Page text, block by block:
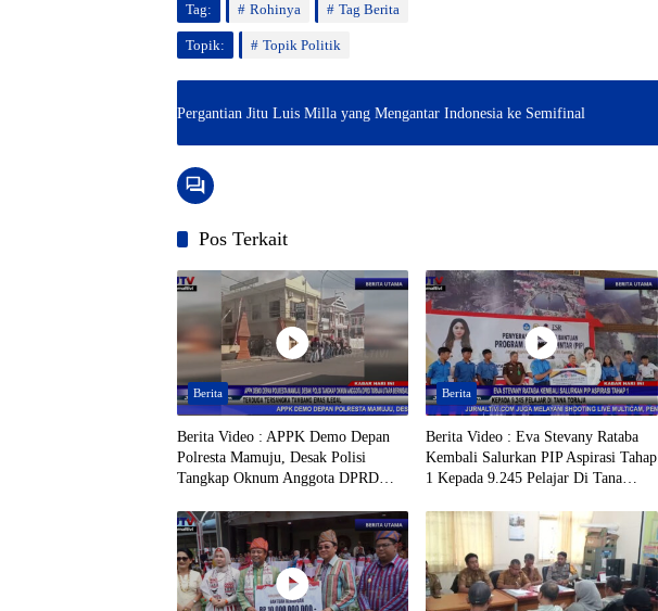
Tag: Rohinya Tag Berita
Topik: Topik Politik
Pergantian Jitu Luis Milla yang Mengantar Indonesia ke Semifinal
Pos Terkait
Berita
Berita Video : APPK Demo Depan
Polresta Mamuju, Desak Polisi
Tangkap Oknum Anggota DPRD
Tersangka Tambang Emas Ilegal
Berita
Berita Video : Eva Stevany Rataba
Kembali Salurkan PIP Aspirasi Tahap
1 Kepada 9.245 Pelajar Di Tana